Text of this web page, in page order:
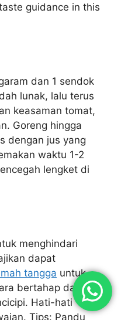
guidance in this
dan 1 sendok
lunak, lalu terus
keasaman tomat,
Goreng hingga
dengan jus yang
waktu 1-2
lengket di
menghindari
dapat
tangga untuk
bertahap dan
Hati-hati
Tips: Pandu